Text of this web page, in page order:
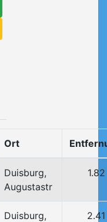
Ort
Duisburg,
Augustastr
Duisburg,